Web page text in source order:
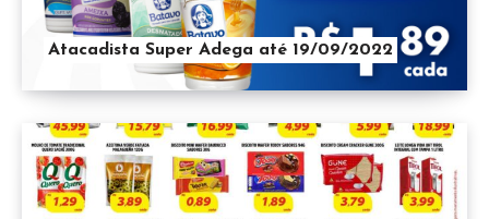
Atacadista Super Adega até 19/09/2022